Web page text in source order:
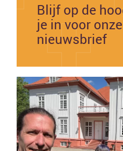
Blijf op de
je in voor onze
nieuwsbrief